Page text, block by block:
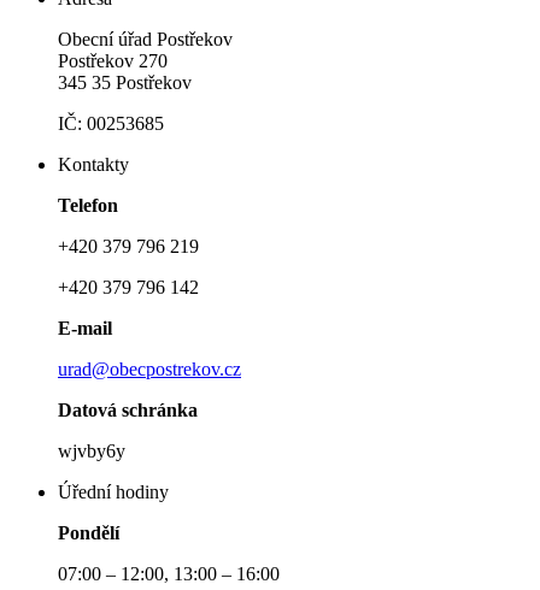
Obecní úřad Postřekov
Postřekov 270
345 35 Postřekov
IČ: 00253685
Kontakty
Telefon
+420 379 796 219
+420 379 796 142
E-mail
urad@obecpostrekov.cz
Datová schránka
wjvby6y
Úřední hodiny
Pondělí
07:00 – 12:00, 13:00 – 16:00